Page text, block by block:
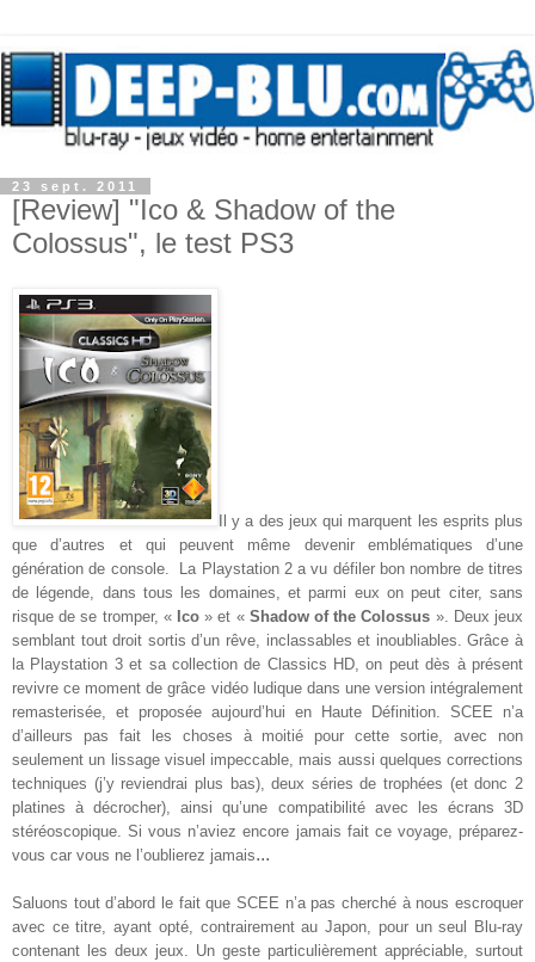
23 sept. 2011
[Review] "Ico & Shadow of the
Colossus", le test PS3
Il y a des jeux qui marquent les esprits plus
que d’autres et qui peuvent même devenir emblématiques d’une
génération de console. La Playstation 2 a vu défiler bon nombre de titres
de légende, dans tous les domaines, et parmi eux on peut citer, sans
risque de se tromper, « Ico » et « Shadow of the Colossus ». Deux jeux
semblant tout droit sortis d’un rêve, inclassables et inoubliables. Grâce à
la Playstation 3 et sa collection de Classics HD, on peut dès à présent
revivre ce moment de grâce vidéo ludique dans une version intégralement
remasterisée, et proposée aujourd’hui en Haute Définition. SCEE n’a
d’ailleurs pas fait les choses à moitié pour cette sortie, avec non
seulement un lissage visuel impeccable, mais aussi quelques corrections
techniques (j’y reviendrai plus bas), deux séries de trophées (et donc 2
platines à décrocher), ainsi qu’une compatibilité avec les écrans 3D
stéréoscopique. Si vous n’aviez encore jamais fait ce voyage, préparez-
vous car vous ne l’oublierez jamais...
Saluons tout d’abord le fait que SCEE n’a pas cherché à nous escroquer
avec ce titre, ayant opté, contrairement au Japon, pour un seul Blu-ray
contenant les deux jeux. Un geste particulièrement appréciable, surtout